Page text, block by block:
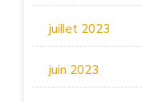
juillet 2023
juin 2023